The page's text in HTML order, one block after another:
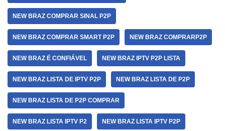
NEW BRAZ COMPRAR SINAL P2P
NEW BRAZ COMPRAR SMART P2P NEW BRAZ COMPRARP2P
NEW BRAZ É CONFIÁVEL NEW BRAZ IPTV P2P LISTA
NEW BRAZ LISTA DE IPTV P2P NEW BRAZ LISTA DE P2P
NEW BRAZ LISTA DE P2P COMPRAR
NEW BRAZ LISTA IPTV P2 NEW BRAZ LISTA IPTV P2P